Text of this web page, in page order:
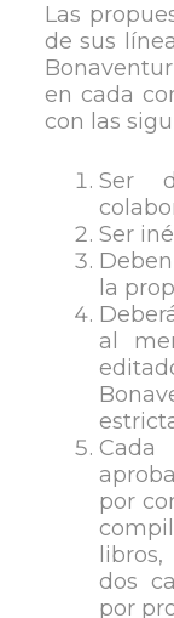
Las
de sus
en cada
con las
Ser
Ser
la
al
por
dos
por